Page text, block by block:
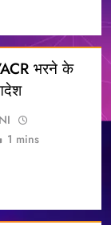
भरने के
1 mins